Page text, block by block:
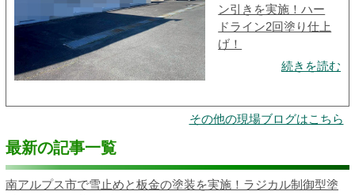
ン引きを実施！ハー
ドライン2回塗り仕上
げ！
続きを読む
その他の現場ブログはこちら
最新の記事一覧
南アルプス市で雪止めと板金の塗装を実施！ラジカル制御型塗